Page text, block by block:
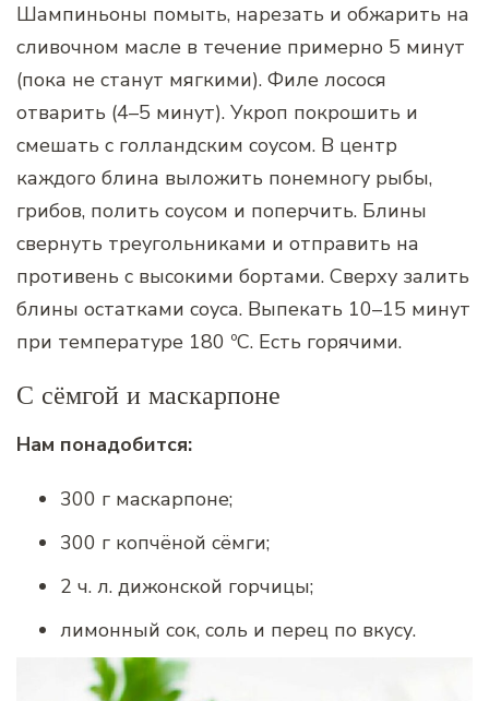
Шампиньоны помыть, нарезать и обжарить на
сливочном масле в течение примерно 5 минут
(пока не станут мягкими). Филе лосося
отварить (4–5 минут). Укроп покрошить и
смешать с голландским соусом. В центр
каждого блина выложить понемногу рыбы,
грибов, полить соусом и поперчить. Блины
свернуть треугольниками и отправить на
противень с высокими бортами. Сверху залить
блины остатками соуса. Выпекать 10–15 минут
при температуре 180 ºС. Есть горячими.
С сёмгой и маскарпоне
Нам понадобится:
300 г маскарпоне;
300 г копчёной сёмги;
2 ч. л. дижонской горчицы;
лимонный сок, соль и перец по вкусу.